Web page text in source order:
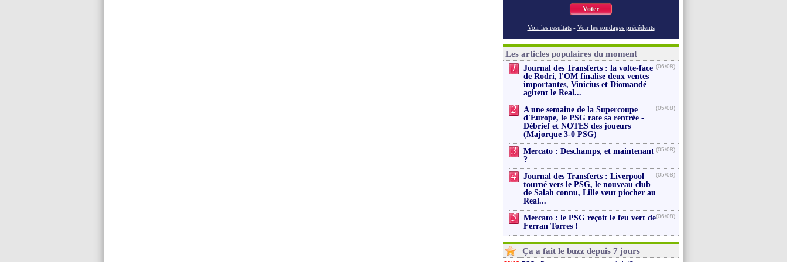
Voter
Voir les resultats - Voir les sondages précédents
Les articles populaires du moment
1
Journal des Transferts : la volte-face
de Rodri, l'OM finalise deux ventes
importantes, Vinicius et Diomandé
agitent le Real...
(06/08)
2
A une semaine de la Supercoupe
d'Europe, le PSG rate sa rentrée -
Débrief et NOTES des joueurs
(Majorque 3-0 PSG)
(05/08)
3
Mercato : Deschamps, et maintenant
?
(05/08)
4
Journal des Transferts : Liverpool
tourné vers le PSG, le nouveau club
de Salah connu, Lille veut piocher au
Real...
(05/08)
5
Mercato : le PSG reçoit le feu vert de
Ferran Torres !
(06/08)
Ça a fait le buzz depuis 7 jours